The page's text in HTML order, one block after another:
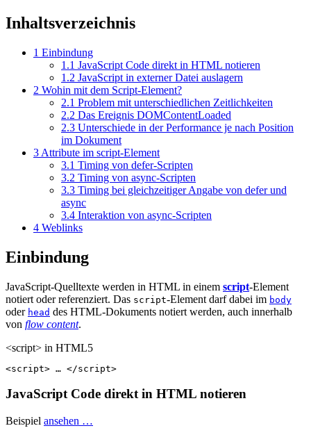
Inhaltsverzeichnis
1 Einbindung
1.1 JavaScript Code direkt in HTML notieren
1.2 JavaScript in externer Datei auslagern
2 Wohin mit dem Script-Element?
2.1 Problem mit unterschiedlichen Zeitlichkeiten
2.2 Das Ereignis DOMContentLoaded
2.3 Unterschiede in der Performance je nach Position
im Dokument
3 Attribute im script-Element
3.1 Timing von defer-Scripten
3.2 Timing von async-Scripten
3.3 Timing bei gleichzeitiger Angabe von defer und
async
3.4 Interaktion von async-Scripten
4 Weblinks
Einbindung
JavaScript-Quelltexte werden in HTML in einem script-Element
notiert oder referenziert. Das script-Element darf dabei im body
oder head des HTML-Dokuments notiert werden, auch innerhalb
von flow content.
<script> in HTML5
<script> … </script>
JavaScript Code direkt in HTML notieren
Beispiel ansehen …